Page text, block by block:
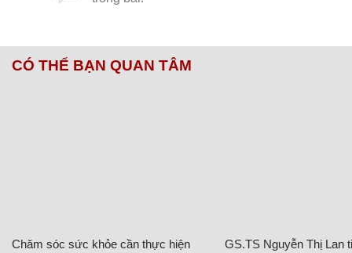
CÓ THỂ BẠN QUAN TÂM
Chăm sóc sức khỏe cần thực hiện GS.TS Nguyễn Thị Lan